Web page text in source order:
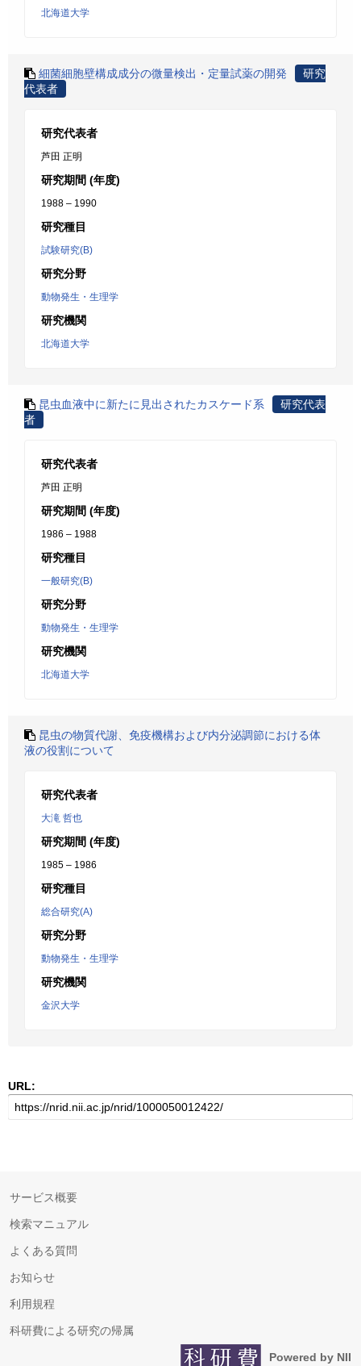
北海道大学
細菌細胞壁構成成分の微量検出・定量試薬の開発
研究
代表者
研究代表者
芦田 正明
研究期間 (年度)
1988 – 1990
研究種目
試験研究(B)
研究分野
動物発生・生理学
研究機関
北海道大学
昆虫血液中に新たに見出されたカスケード系
研究代表
者
研究代表者
芦田 正明
研究期間 (年度)
1986 – 1988
研究種目
一般研究(B)
研究分野
動物発生・生理学
研究機関
北海道大学
昆虫の物質代謝、免疫機構および内分泌調節における体
液の役割について
研究代表者
大滝 哲也
研究期間 (年度)
1985 – 1986
研究種目
総合研究(A)
研究分野
動物発生・生理学
研究機関
金沢大学
URL:
サービス概要
検索マニュアル
よくある質問
お知らせ
利用規程
科研費による研究の帰属
Powered by NII